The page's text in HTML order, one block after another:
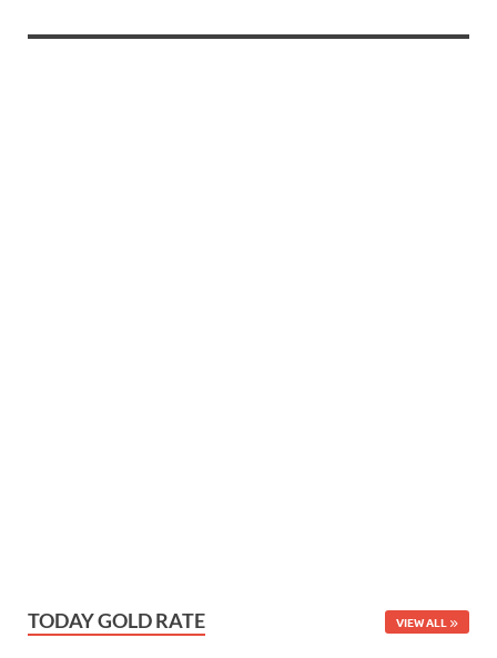
TODAY GOLD RATE VIEW ALL